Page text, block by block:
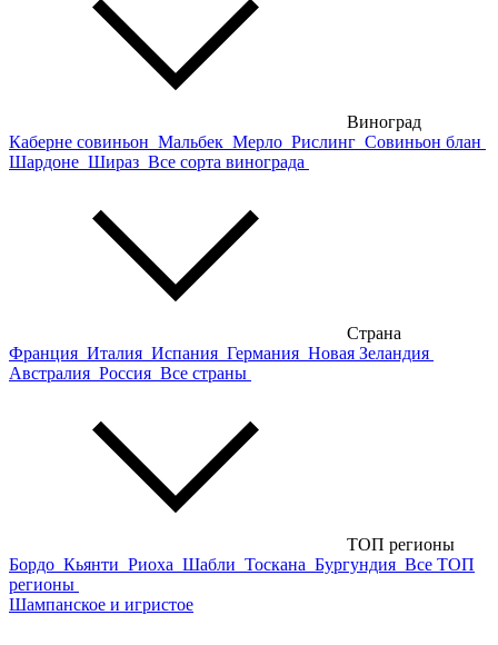
Виноград
Каберне совиньон Мальбек Мерло Рислинг Совиньон блан
Шардоне Шираз Все сорта винограда
Страна
Франция Италия Испания Германия Новая Зеландия
Австралия Россия Все страны
ТОП регионы
Бордо Кьянти Риоха Шабли Тоскана Бургундия Все ТОП
регионы
Шампанское и игристое